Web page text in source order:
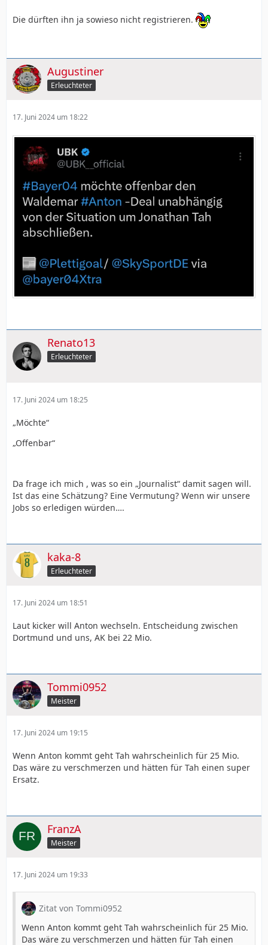
Die dürften ihn ja sowieso nicht registrieren.
Augustiner
Erleuchteter
17. Juni 2024 um 18:22
Renato13
Erleuchteter
17. Juni 2024 um 18:25
„Möchte“
„Offenbar“
Da frage ich mich , was so ein „Journalist“ damit sagen will.
Ist das eine Schätzung? Eine Vermutung? Wenn wir unsere
Jobs so erledigen würden….
kaka-8
Erleuchteter
17. Juni 2024 um 18:51
Laut kicker will Anton wechseln. Entscheidung zwischen
Dortmund und uns, AK bei 22 Mio.
Tommi0952
Meister
17. Juni 2024 um 19:15
Wenn Anton kommt geht Tah wahrscheinlich für 25 Mio.
Das wäre zu verschmerzen und hätten für Tah einen super
Ersatz.
FranzA
Meister
17. Juni 2024 um 19:33
Zitat von Tommi0952
Wenn Anton kommt geht Tah wahrscheinlich für 25 Mio.
Das wäre zu verschmerzen und hätten für Tah einen